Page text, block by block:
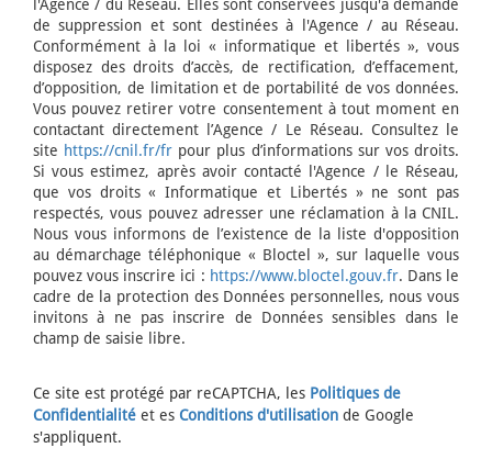
l'Agence / du Réseau. Elles sont conservées jusqu'à demande
de suppression et sont destinées à l'Agence / au Réseau.
Conformément à la loi « informatique et libertés », vous
disposez des droits d’accès, de rectification, d’effacement,
d’opposition, de limitation et de portabilité de vos données.
Vous pouvez retirer votre consentement à tout moment en
contactant directement l’Agence / Le Réseau. Consultez le
site https://cnil.fr/fr pour plus d’informations sur vos droits.
Si vous estimez, après avoir contacté l'Agence / le Réseau,
que vos droits « Informatique et Libertés » ne sont pas
respectés, vous pouvez adresser une réclamation à la CNIL.
Nous vous informons de l’existence de la liste d'opposition
au démarchage téléphonique « Bloctel », sur laquelle vous
pouvez vous inscrire ici : https://www.bloctel.gouv.fr. Dans le
cadre de la protection des Données personnelles, nous vous
invitons à ne pas inscrire de Données sensibles dans le
champ de saisie libre.
Ce site est protégé par reCAPTCHA, les Politiques de
Confidentialité et es Conditions d'utilisation de Google
s'appliquent.